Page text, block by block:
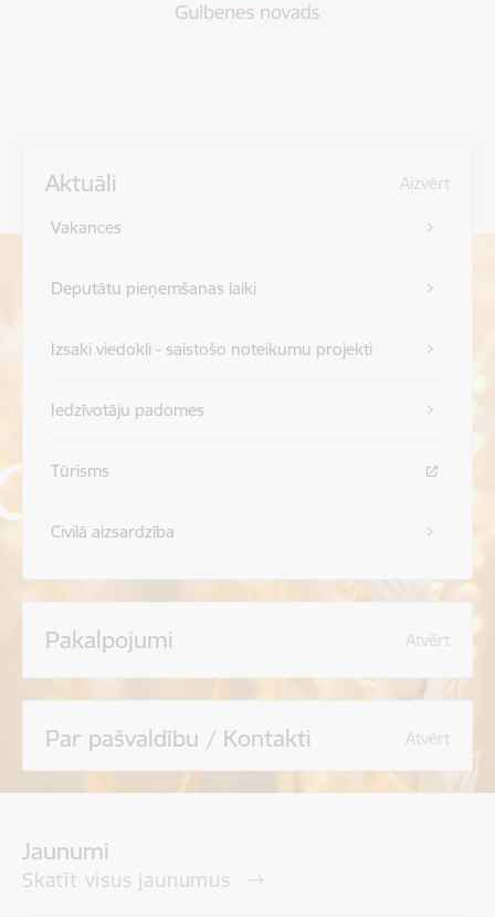
Aktuāli Aizvērt
Vakances
Deputātu pieņemšanas laiki
Izsaki viedokli - saistošo noteikumu projekti
Iedzīvotāju padomes
Tūrisms
Civilā aizsardzība
Pakalpojumi Atvērt
Par pašvaldību / Kontakti Atvērt
Jaunumi
Skatīt visus jaunumus